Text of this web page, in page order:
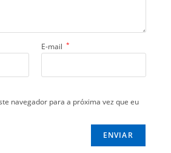
E-mail *
navegador para a próxima vez que eu